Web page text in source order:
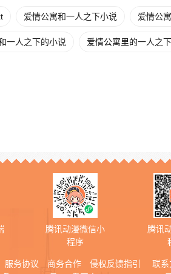
爱情公寓和一人之下小说 爱情公
一人之下的小说 爱情公寓里的一人之
腾讯动漫微信小
程序
腾讯
服务协议 商务合作 侵权反馈指引 联系